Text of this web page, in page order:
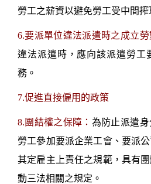
勞工之薪資以避免勞工受中間搾
6.要派單位違法派遣時之成立勞
違法派遣時，應向該派遣勞工
務。
7.促進直接僱用的政策
8. 團結權之保障： 為防止派遣
勞工參加要派企業工會、要派
其定雇主上責任之規範，具有
動三法相關之規定。